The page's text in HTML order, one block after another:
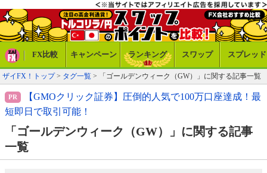
FX比較 キャンペーン ランキング スワップ スプレッド
ザイFX！トップ> タグ一覧 > 「ゴールデンウィーク（GW）」に関する記事一覧
【GMOクリック証券】圧倒的人気で100万口座達成！最
短即日で取引可能！
「ゴールデンウィーク（GW）」に関する記事
一覧